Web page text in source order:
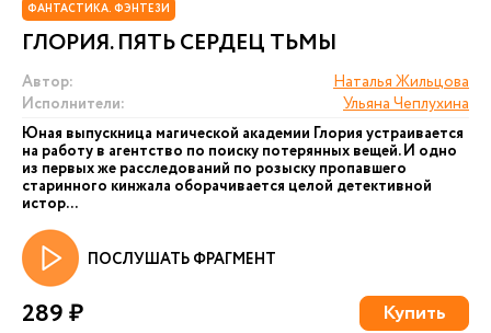
ФАНТАСТИКА. ФЭНТЕЗИ
ГЛОРИЯ. ПЯТЬ СЕРДЕЦ ТЬМЫ
Автор:
Наталья Жильцова
Исполнители:
Ульяна Чеплухина
Юная выпускница магической академии Глория устраивается
на работу в агентство по поиску потерянных вещей. И одно
из первых же расследований по розыску пропавшего
старинного кинжала оборачивается целой детективной
истор...
ПОСЛУШАТЬ ФРАГМЕНТ
289 ₽ Купить